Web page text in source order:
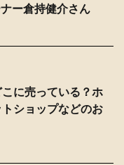
ー倉持健介さん
に売っている？ホ
ショップなどのお